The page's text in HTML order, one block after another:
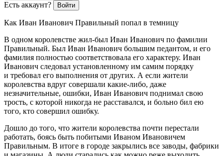
Есть аккаунт? Войти
Как Иван Иванович Правильный попал в темницу
В одном королевстве жил-был Иван Иванович по фамилии
Правильный. Был Иван Иванович большим педантом, и его
фамилия полностью соответствовала его характеру. Иван
Иванович следовал установленному им самим порядку
и требовал его выполнения от других. А если жители
королевства вдруг совершали какие-либо, даже
незначительные, ошибки, Иван Иванович поднимал свою
трость, с которой никогда не расставался, и больно бил ею
того, кто совершил ошибку.
Дошло до того, что жители королевства почти перестали
работать, боясь быть побитыми Иваном Ивановичем
Правильным. В итоге в городе закрылись все заводы, фабрики